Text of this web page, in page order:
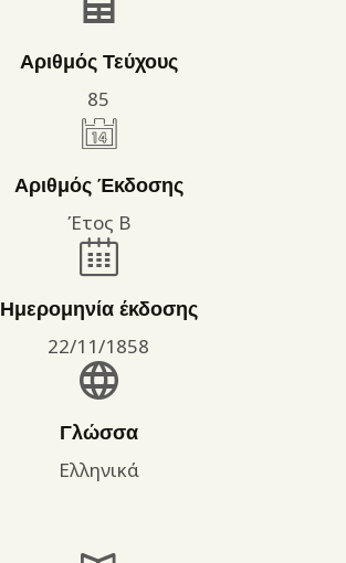
Αριθμός Τεύχους
85
Αριθμός Έκδοσης
Έτος Β
Ημερομηνία έκδοσης
22/11/1858
Γλώσσα
Ελληνικά